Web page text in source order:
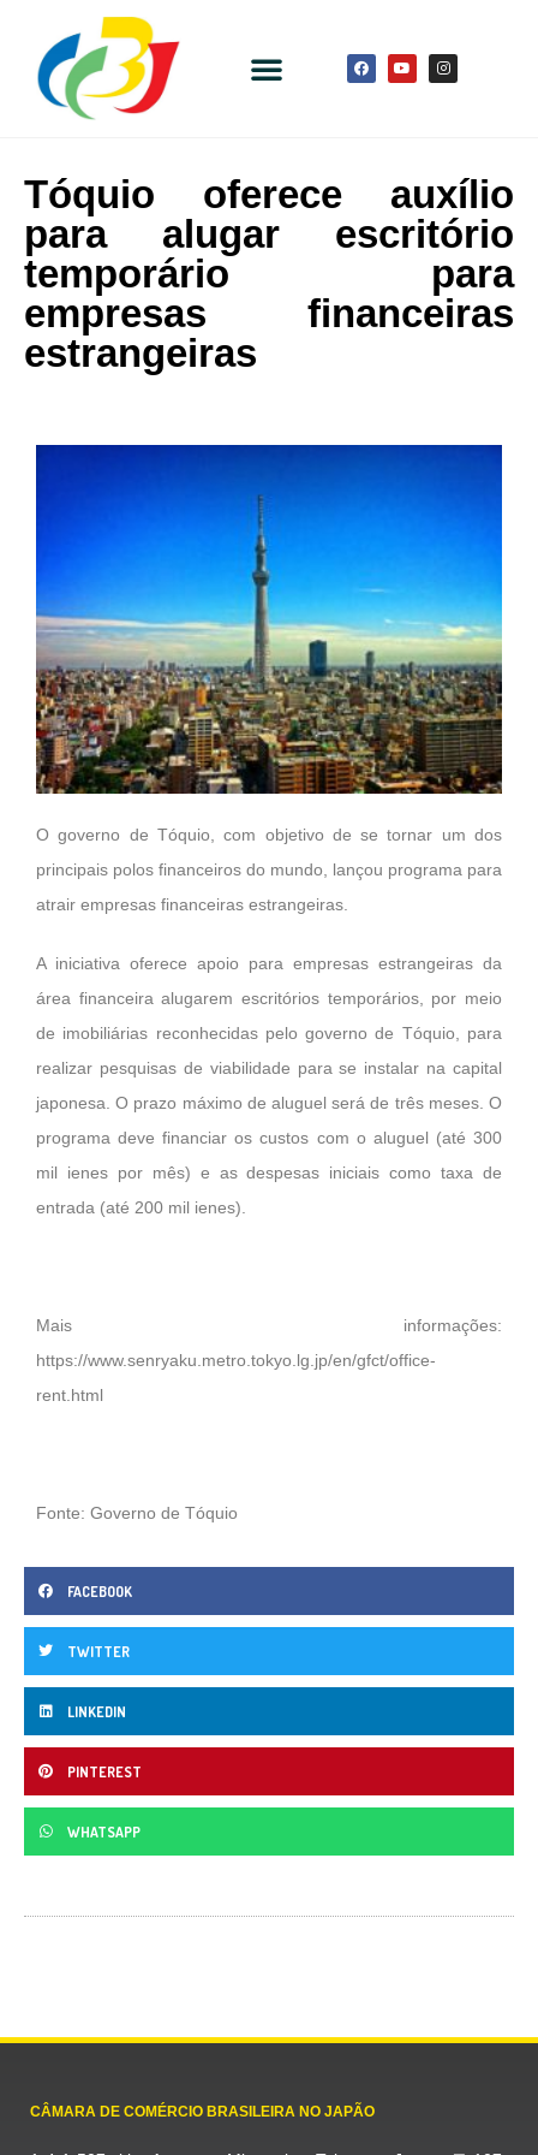
Tóquio oferece auxílio
para alugar escritório
temporário para
empresas financeiras
estrangeiras
O governo de Tóquio, com objetivo de se tornar um dos
principais polos financeiros do mundo, lançou programa para
atrair empresas financeiras estrangeiras.
A iniciativa oferece apoio para empresas estrangeiras da
área financeira alugarem escritórios temporários, por meio
de imobiliárias reconhecidas pelo governo de Tóquio, para
realizar pesquisas de viabilidade para se instalar na capital
japonesa. O prazo máximo de aluguel será de três meses. O
programa deve financiar os custos com o aluguel (até 300
mil ienes por mês) e as despesas iniciais como taxa de
entrada (até 200 mil ienes).
Mais informações:
https://www.senryaku.metro.tokyo.lg.jp/en/gfct/office-
rent.html
Fonte: Governo de Tóquio
FACEBOOK
TWITTER
LINKEDIN
PINTEREST
WHATSAPP
CÂMARA DE COMÉRCIO BRASILEIRA NO JAPÃO